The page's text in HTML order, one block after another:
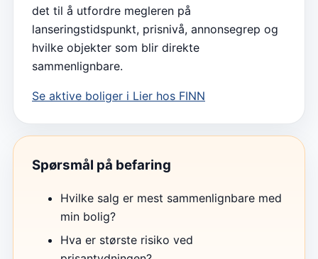
det til å utfordre megleren på
lanseringstidspunkt, prisnivå, annonsegrep og
hvilke objekter som blir direkte
sammenlignbare.
Se aktive boliger i Lier hos FINN
Spørsmål på befaring
Hvilke salg er mest sammenlignbare med
min bolig?
Hva er største risiko ved